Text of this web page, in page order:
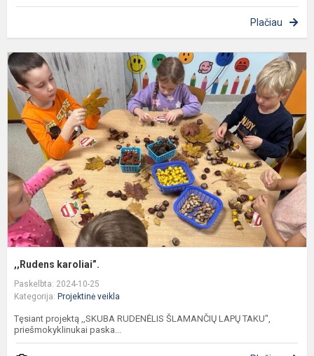
Plačiau
,,Rudens karoliai”.
Paskelbta: 2024-10-25
Kategorija: Projektinė veikla
Tęsiant projektą ,,SKUBA RUDENĖLIS ŠLAMANČIŲ LAPŲ TAKU",
priešmokyklinukai paska...